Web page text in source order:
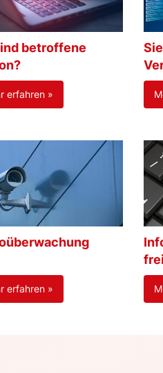
betroffene
erfahren »
erfahren »